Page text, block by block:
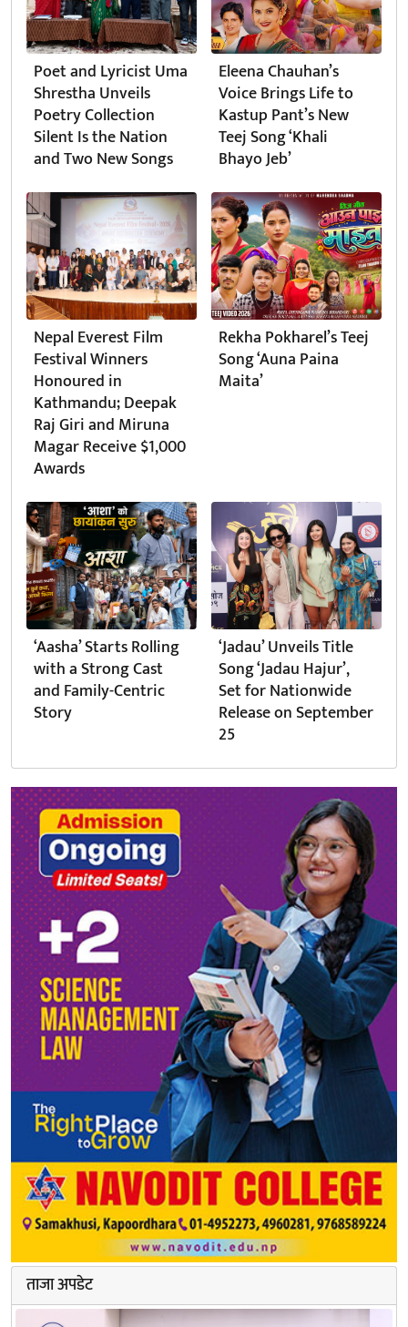
Poet and Lyricist Uma
Shrestha Unveils
Poetry Collection
Silent Is the Nation
and Two New Songs
Eleena Chauhan’s
Voice Brings Life to
Kastup Pant’s New
Teej Song ‘Khali
Bhayo Jeb’
Nepal Everest Film
Festival Winners
Honoured in
Kathmandu; Deepak
Raj Giri and Miruna
Magar Receive $1,000
Awards
Rekha Pokharel’s Teej
Song ‘Auna Paina
Maita’
‘Aasha’ Starts Rolling
with a Strong Cast
and Family-Centric
Story
‘Jadau’ Unveils Title
Song ‘Jadau Hajur’,
Set for Nationwide
Release on September
25
ताजा अपडेट